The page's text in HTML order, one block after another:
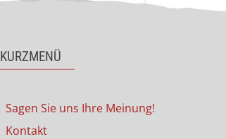
KURZMENÜ
Sagen Sie uns Ihre Meinung!
Kontakt